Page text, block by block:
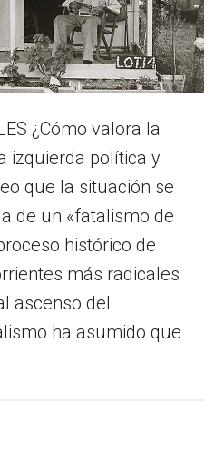
¿Cómo valora la
izquierda política y
que la situación se
de un «fatalismo de
histórico de
más radicales
ascenso del
ha asumido que